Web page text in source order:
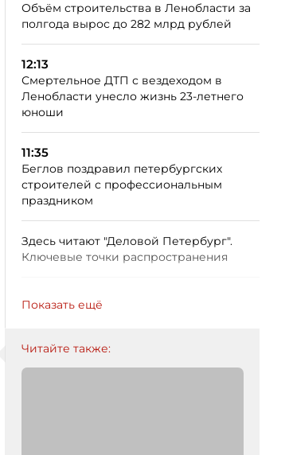
Объём строительства в Ленобласти за
полгода вырос до 282 млрд рублей
12:13
Смертельное ДТП с вездеходом в
Ленобласти унесло жизнь 23-летнего
юноши
11:35
Беглов поздравил петербургских
строителей с профессиональным
праздником
Здесь читают "Деловой Петербург".
Ключевые точки распространения
Показать ещё
Читайте также: